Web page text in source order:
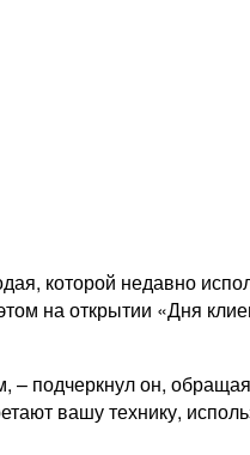
которой недавно
на открытии «Дня
он,
вашу технику,